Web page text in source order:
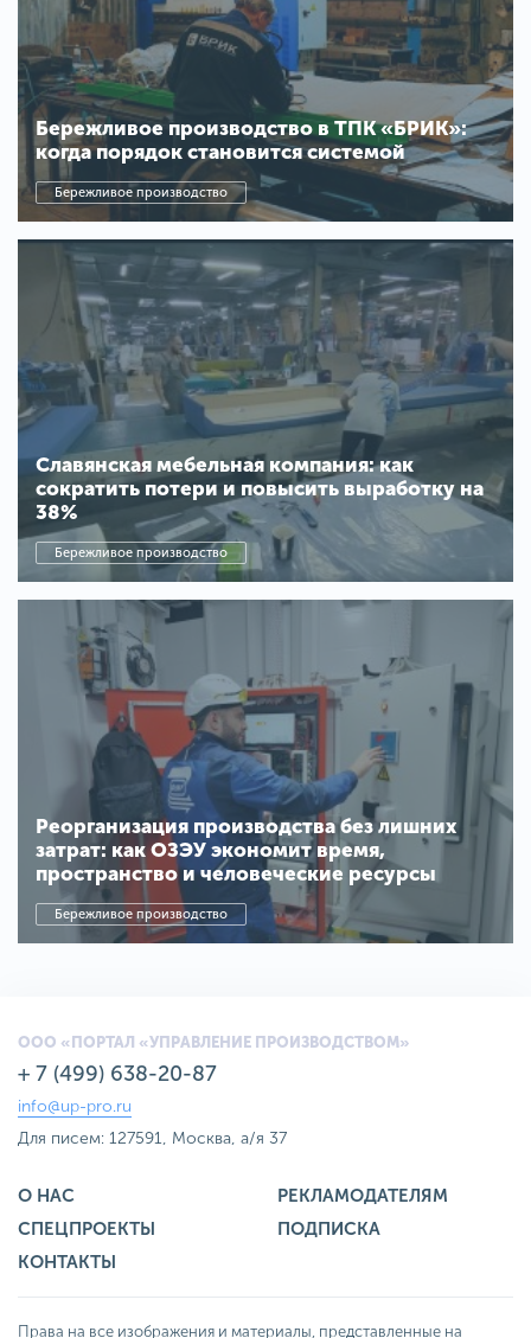
Бережливое производство в ТПК «БРИК»:
когда порядок становится системой
Бережливое производство
Славянская мебельная компания: как
сократить потери и повысить выработку на
38%
Бережливое производство
Реорганизация производства без лишних
затрат: как ОЗЭУ экономит время,
пространство и человеческие ресурсы
Бережливое производство
ООО «ПОРТАЛ «УПРАВЛЕНИЕ ПРОИЗВОДСТВОМ»
+ 7 (499) 638-20-87
info@up-pro.ru
Для писем: 127591, Москва, а/я 37
О НАС
РЕКЛАМОДАТЕЛЯМ
СПЕЦПРОЕКТЫ
ПОДПИСКА
КОНТАКТЫ
Права на все изображения и материалы, представленные на